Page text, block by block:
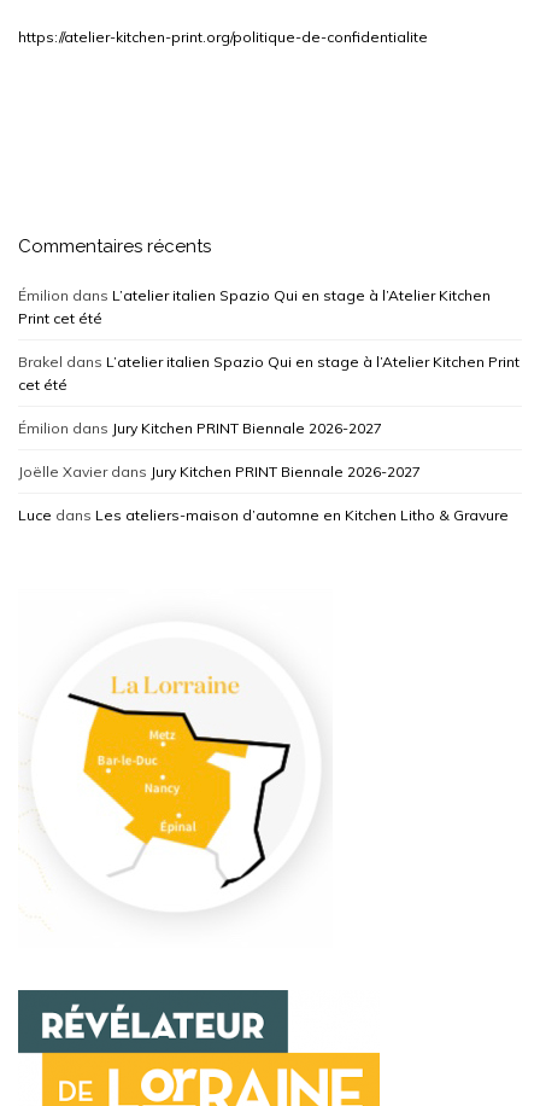
https://atelier-kitchen-print.org/politique-de-confidentialite
Commentaires récents
Émilion dans L’atelier italien Spazio Qui en stage à l’Atelier Kitchen
Print cet été
Brakel dans L’atelier italien Spazio Qui en stage à l’Atelier Kitchen Print
cet été
Émilion dans Jury Kitchen PRINT Biennale 2026-2027
Joëlle Xavierdans Jury Kitchen PRINT Biennale 2026-2027
Luce dans Les ateliers-maison d’automne en Kitchen Litho & Gravure